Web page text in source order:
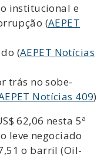
institucional e
(AEPET
(AEPET Notícias
trás no sobe-
Notícias 409)
62,06 nesta 5ª
leve negociado
o barril (Oil-